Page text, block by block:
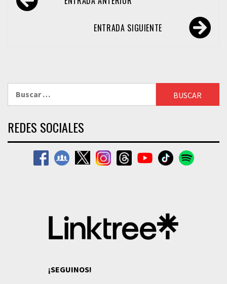
de
ENTRADA SIGUIENTE
REDES SOCIALES
¡SEGUINOS!